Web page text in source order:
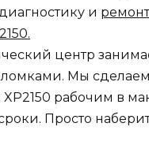
и
центр
Мы
XP2150 рабочим в
Просто